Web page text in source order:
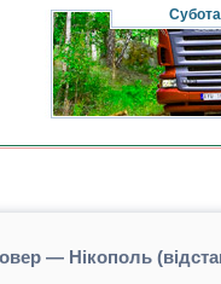
Субота
— Нікополь